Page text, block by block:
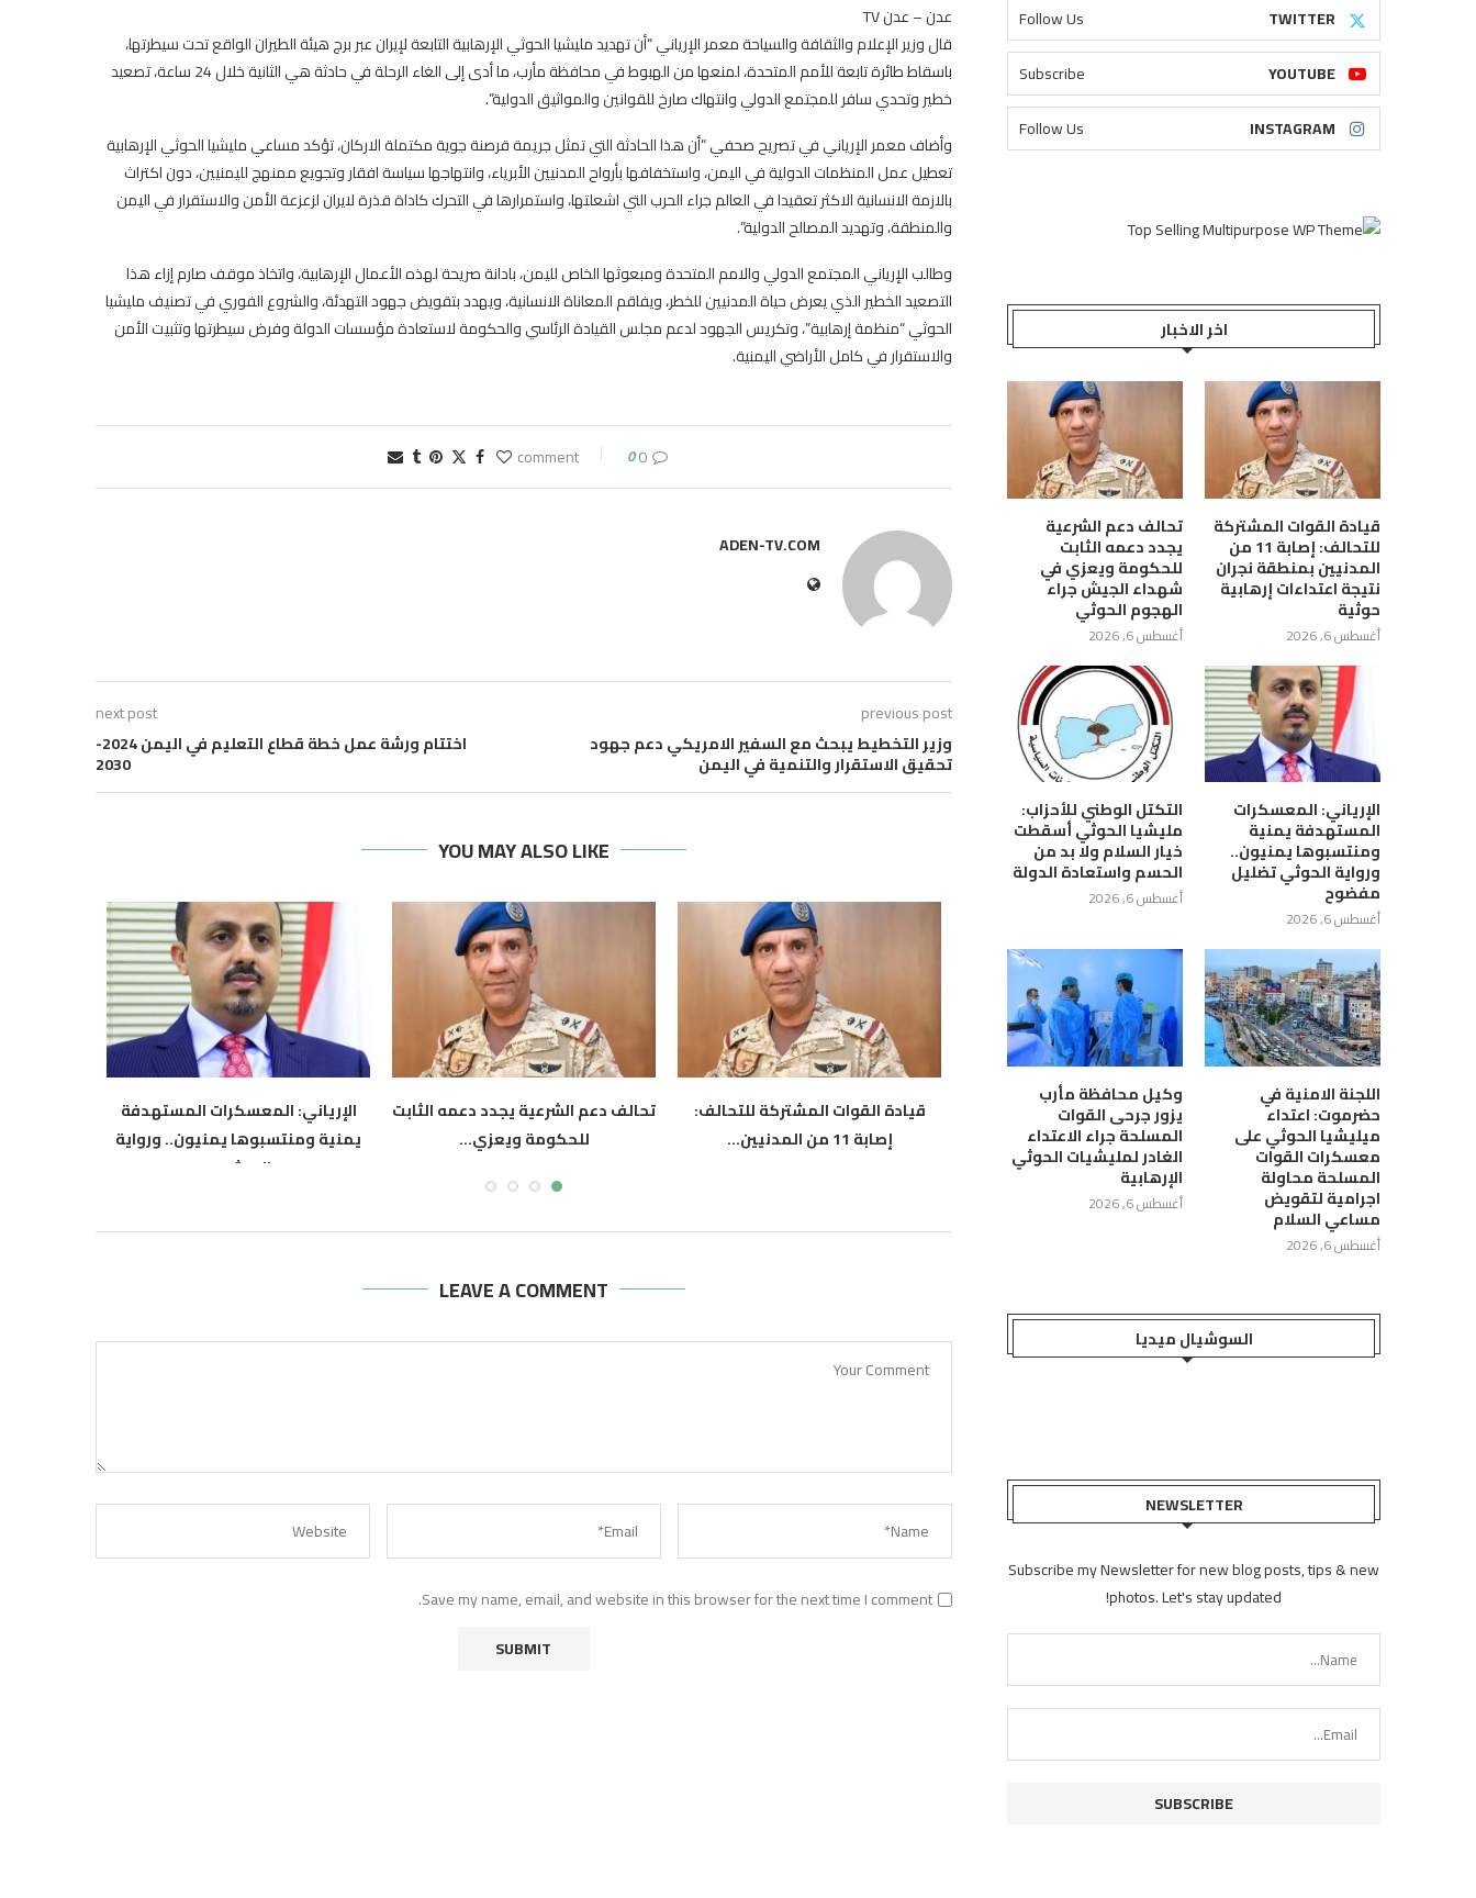
عدن – عدن TV
قال وزير الإعلام والثقافة والسياحة معمر الإرياني “أن تهديد مليشيا الحوثي الإرهابية التابعة لإيران عبر برج هيئة الطيران الواقع تحت سيطرتها،
باسقاط طائرة تابعة للأمم المتحدة، لمنعها من الهبوط في محافظة مأرب، ما أدى إلى الغاء الرحلة في حادثة هي الثانية خلال 24 ساعة، تصعيد
خطير وتحدي سافر للمجتمع الدولي وانتهاك صارخ للقوانين والمواثيق الدولية”.
وأضاف معمر الإرياني في تصريح صحفي “أن هذا الحادثة التي تمثل جريمة قرصنة جوية مكتملة الاركان، تؤكد مساعي مليشيا الحوثي الإرهابية
تعطيل عمل المنظمات الدولية في اليمن، واستخفافها بأرواح المدنيين الأبرياء، وانتهاجها سياسة افقار وتجويع ممنهج لليمنيين، دون اكتراث
بالازمة الانسانية الاكثر تعقيدا في العالم جراء الحرب التي اشعلتها، واستمرارها في التحرك كاداة قذرة لايران لزعزعة الأمن والاستقرار في اليمن
والمنطقة، وتهديد المصالح الدولية”.
وطالب الإرياني المجتمع الدولي والامم المتحدة ومبعوثها الخاص لليمن، بادانة صريحة لهذه الأعمال الإرهابية، واتخاذ موقف صارم إزاء هذا
التصعيد الخطير الذي يعرض حياة المدنيين للخطر، ويفاقم المعاناة الانسانية، ويهدد بتقويض جهود التهدئة، والشروع الفوري في تصنيف مليشيا
الحوثي “منظمة إرهابية”، وتكريس الجهود لدعم مجلس القيادة الرئاسي والحكومة لاستعادة مؤسسات الدولة وفرض سيطرتها وتثبيت الأمن
والاستقرار في كامل الأراضي اليمنية.
0 comment
0
ADEN-TV.COM
previous post
وزير التخطيط يبحث مع السفير الامريكي دعم جهود
تحقيق الاستقرار والتنمية في اليمن
next post
اختتام ورشة عمل خطة قطاع التعليم في اليمن 2024-
2030
YOU MAY ALSO LIKE
يستقبل وزير الدولة لشؤون
المرأة ويؤكد أهمية...
أغسطس 6, 2026
رئيس الوزراء يؤكد ان الحكومة
ستواصل توفير كل...
أغسطس 6, 2026
قيادة القوات المشتركة للتحالف:
إصابة 11 من المدنيين...
تحالف دعم الشرعية يجدد دعمه الثابت
للحكومة ويعزي...
أغسطس 6, 2026
الإرياني: المعسكرات المستهدفة
يمنية ومنتسبوها يمنيون.. ورواية
الحوثي...
LEAVE A COMMENT
Save my name, email, and website in this browser for the next time I comment.
TWITTER
Follow Us
YOUTUBE
Subscribe
INSTAGRAM
Follow Us
اخر الاخبار
قيادة القوات المشتركة
للتحالف: إصابة 11 من
المدنيين بمنطقة نجران
نتيجة اعتداءات إرهابية
حوثية
أغسطس 6, 2026
تحالف دعم الشرعية
يجدد دعمه الثابت
للحكومة ويعزي في
شهداء الجيش جراء
الهجوم الحوثي
أغسطس 6, 2026
الإرياني: المعسكرات
المستهدفة يمنية
ومنتسبوها يمنيون..
ورواية الحوثي تضليل
مفضوح
أغسطس 6, 2026
التكتل الوطني للأحزاب:
مليشيا الحوثي أسقطت
خيار السلام ولا بد من
الحسم واستعادة الدولة
أغسطس 6, 2026
اللجنة الامنية في
حضرموت: اعتداء
ميليشيا الحوثي على
معسكرات القوات
المسلحة محاولة
اجرامية لتقويض
مساعي السلام
أغسطس 6, 2026
وكيل محافظة مأرب
يزور جرحى القوات
المسلحة جراء الاعتداء
الغادر لمليشيات الحوثي
الإرهابية
أغسطس 6, 2026
السوشيال ميديا
NEWSLETTER
Subscribe my Newsletter for new blog posts, tips & new
photos. Let's stay updated!